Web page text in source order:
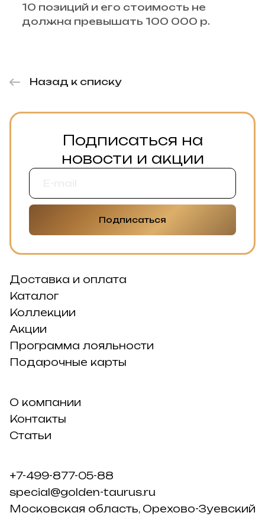
10 позиций и его стоимость не
должна превышать 100 000 р.
Назад к списку
Подписаться на
новости и акции
Подписаться
Доставка и оплата
Каталог
Коллекции
Акции
Программа лояльности
Подарочные карты
О компании
Контакты
Статьи
+7-499-877-05-88
special@golden-taurus.ru
Московская область, Орехово-Зуевский